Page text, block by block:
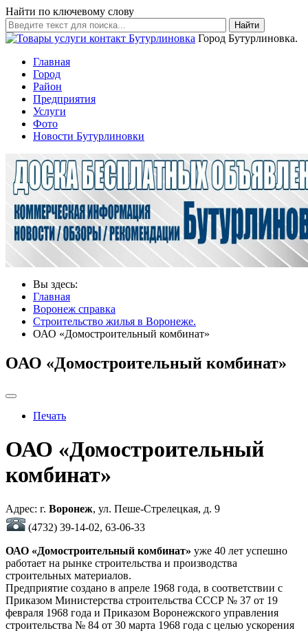
Найти по ключевому слову
Найти
Город Бутурлиновка.
Главная
Город
Район
Предприятия
Услуги
Фото
Новости Бутурлиновки
Вы здесь:
Главная
Воронеж справка
Строительство жилья в Воронеже.
ОАО «Домостроительный комбинат»
ОАО «Домостроительный комбинат»
Печать
ОАО «Домостроительный
комбинат»
Адрес: г. Воронеж, ул. Пеше-Стрелецкая, д. 9
(4732) 39-14-02, 63-06-33
ОАО «Домостроительный комбинат» уже 40 лет успешно
работает на рынке строительства и производства
строительных материалов.
Предприятие создано в апреле 1968 года, в соответствии с
Приказом Министерства строительства СССР № 37 от 19
февраля 1968 года и Приказом Воронежского управления
строительства № 84 от 30 марта 1968 года с целью ускорения